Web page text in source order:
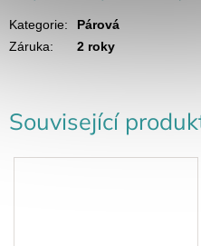
Související
Kategorie:
Párová
Záruka: 2 roky